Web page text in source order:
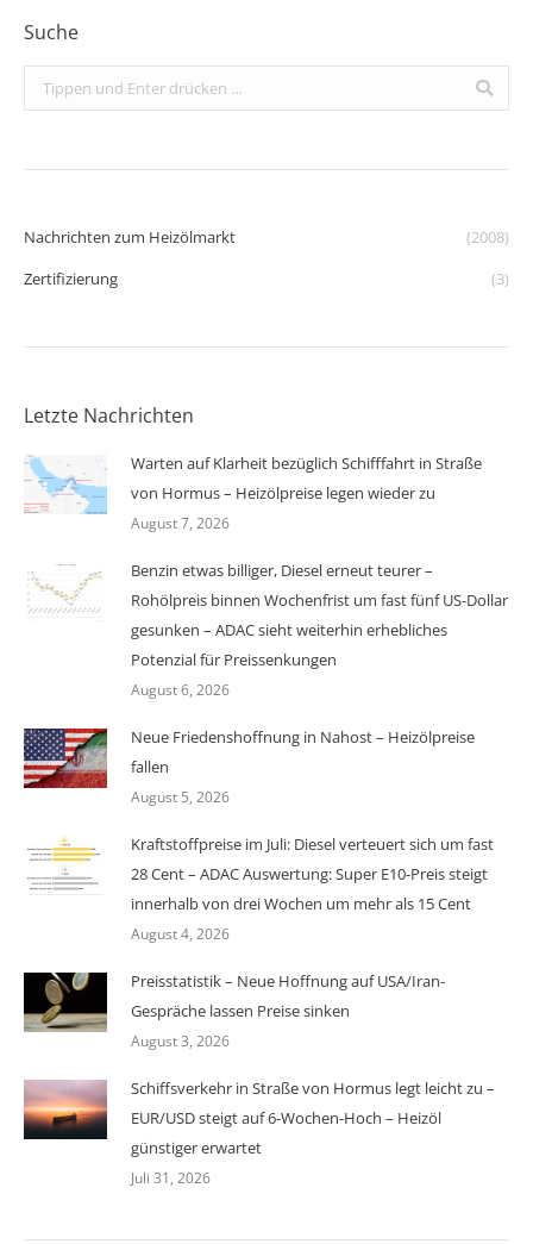
Suche
Search:
Nachrichten zum Heizölmarkt
(2008)
Zertifizierung
(3)
Letzte Nachrichten
Warten auf Klarheit bezüglich Schifffahrt in Straße
von Hormus – Heizölpreise legen wieder zu
August 7, 2026
Benzin etwas billiger, Diesel erneut teurer –
Rohölpreis binnen Wochenfrist um fast fünf US-Dollar
gesunken – ADAC sieht weiterhin erhebliches
Potenzial für Preissenkungen
August 6, 2026
Neue Friedenshoffnung in Nahost – Heizölpreise
fallen
August 5, 2026
Kraftstoffpreise im Juli: Diesel verteuert sich um fast
28 Cent – ADAC Auswertung: Super E10-Preis steigt
innerhalb von drei Wochen um mehr als 15 Cent
August 4, 2026
Preisstatistik – Neue Hoffnung auf USA/Iran-
Gespräche lassen Preise sinken
August 3, 2026
Schiffsverkehr in Straße von Hormus legt leicht zu –
EUR/USD steigt auf 6-Wochen-Hoch – Heizöl
günstiger erwartet
Juli 31, 2026